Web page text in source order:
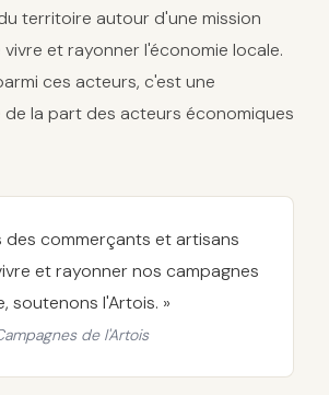
territoire autour d'une mission
et rayonner l'économie locale.
ces acteurs, c'est une
la part des acteurs économiques
des commerçants et artisans
et rayonner nos campagnes
soutenons l'Artois. »
de l'Artois